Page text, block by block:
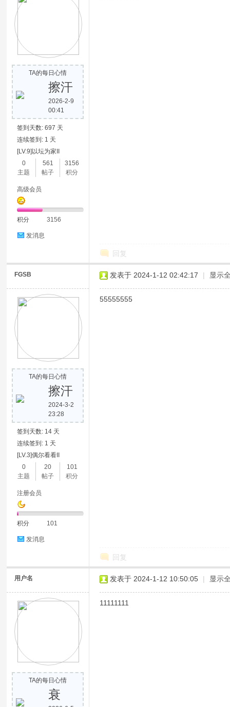
TA的每日心情
擦汗
2026-2-9
00:41
签到天数: 697 天
连续签到: 1 天
[LV.9]以坛为家II
0
主题
561
帖子
3156
积分
高级会员
积分 3156
发消息
回复
FGSB
TA的每日心情
擦汗
2024-3-2
23:28
签到天数: 14 天
连续签到: 1 天
[LV.3]偶尔看看II
0
主题
20
帖子
101
积分
注册会员
积分 101
发消息
发表于 2024-1-12 02:42:17 | 显示
55555555
回复
用户名
TA的每日心情
衰
发表于 2024-1-12 10:50:05 | 显示
11111111